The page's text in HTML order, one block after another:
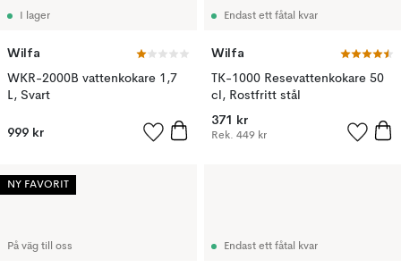
I lager
Wilfa
WKR-2000B vattenkokare 1,7
L, Svart
999 kr
Endast ett fåtal kvar
Wilfa
TK-1000 Resevattenkokare 50
cl, Rostfritt stål
371 kr
Rek. 449 kr
På väg till oss
NY FAVORIT
Endast ett fåtal kvar